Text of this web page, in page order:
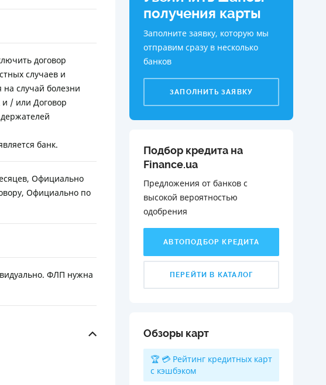
договор
случаев и
на случай болезни
/ или Договор
банк.
Официально
Официально по
ФЛП нужна
получения карты
Заполните заявку, которую мы
отправим сразу в несколько
банков
ЗАПОЛНИТЬ ЗАЯВКУ
Подбор кредита на
Finance.ua
Предложения от банков с
высокой вероятностью
одобрения️
АВТОПОДБОР КРЕДИТА
ПЕРЕЙТИ В КАТАЛОГ
Обзоры карт
🏆 💳 Рейтинг кредитных карт
с кэшбэком